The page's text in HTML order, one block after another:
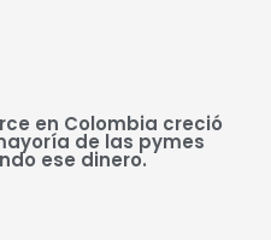
en Colombia creció
de las pymes
ese dinero.